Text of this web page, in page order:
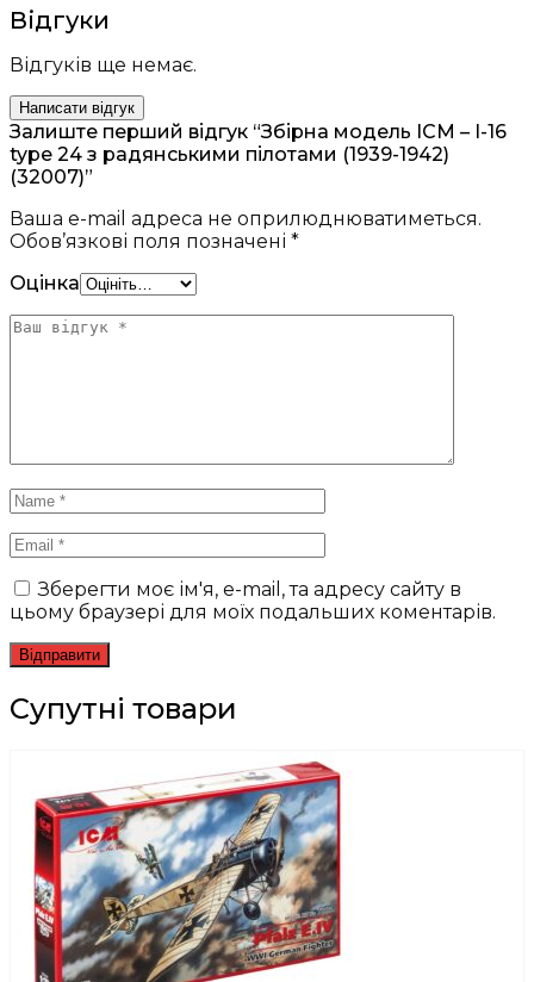
Відгуки
Відгуків ще немає.
Написати відгук
Залиште перший відгук “Збірна модель ICM – I-16
type 24 з радянськими пілотами (1939-1942)
(32007)”
Ваша e-mail адреса не оприлюднюватиметься.
Обов’язкові поля позначені *
Оцінка
Зберегти моє ім'я, e-mail, та адресу сайту в
цьому браузері для моїх подальших коментарів.
Супутні товари